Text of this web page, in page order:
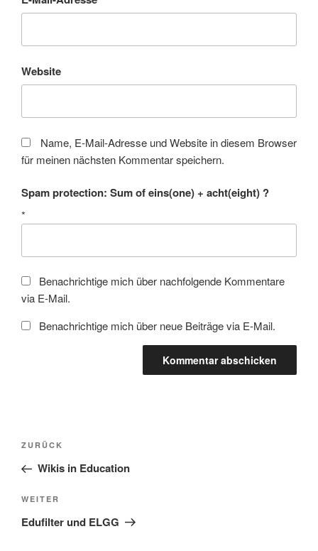
Website
Name, E-Mail-Adresse und Website in diesem Browser
für meinen nächsten Kommentar speichern.
Spam protection: Sum of eins(one) + acht(eight) ?
*
Benachrichtige mich über nachfolgende Kommentare
via E-Mail.
Benachrichtige mich über neue Beiträge via E-Mail.
Beitragsnavigation
Vorheriger
Beitrag
ZURÜCK
Wikis in Education
Nächster
Beitrag
WEITER
Edufilter und ELGG